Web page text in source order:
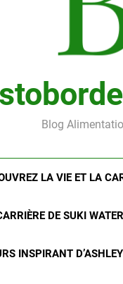
Blog
LA VIE ET LA
DE SUKI
INSPIRANT